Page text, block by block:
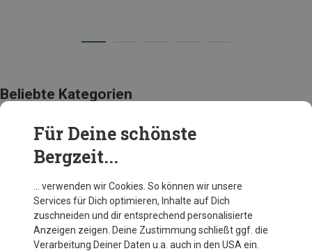
Beliebte Kategorien
AUSRÜSTUNG
Für Deine schönste
Bergzeit...
… verwenden wir Cookies. So können wir unsere
Services für Dich optimieren, Inhalte auf Dich
zuschneiden und dir entsprechend personalisierte
Anzeigen zeigen. Deine Zustimmung schließt ggf. die
Verarbeitung Deiner Daten u.a. auch in den USA ein.